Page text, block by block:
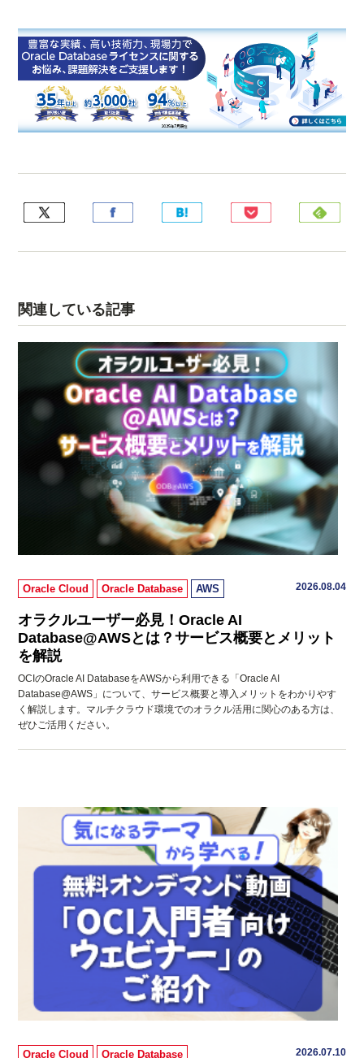
関連している記事
Oracle Cloud Oracle Database AWS 2026.08.04
オラクルユーザー必見！Oracle AI
Database@AWSとは？サービス概要とメリット
を解説
OCIのOracle AI DatabaseをAWSから利用できる「Oracle AI
Database@AWS」について、サービス概要と導入メリットをわかりやす
く解説します。マルチクラウド環境でのオラクル活用に関心のある方は、
ぜひご活用ください。
Oracle Cloud Oracle Database 2026.07.10